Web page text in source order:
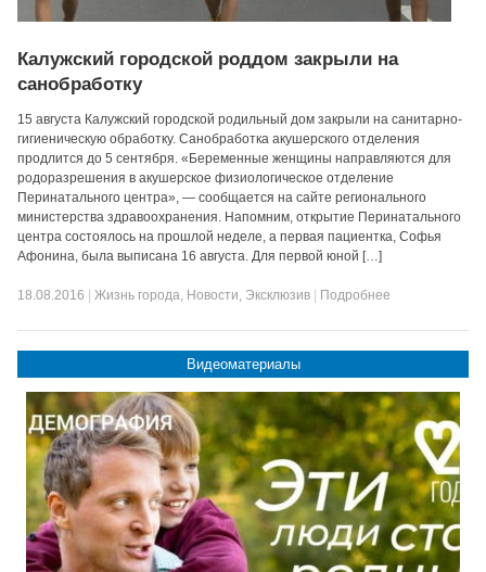
Калужский городской роддом закрыли на
санобработку
15 августа Калужский городской родильный дом закрыли на санитарно-
гигиеническую обработку. Санобработка акушерского отделения
продлится до 5 сентября. «Беременные женщины направляются для
родоразрешения в акушерское физиологическое отделение
Перинатального центра», — сообщается на сайте регионального
министерства здравоохранения. Напомним, открытие Перинатального
центра состоялось на прошлой неделе, а первая пациентка, Софья
Афонина, была выписана 16 августа. Для первой юной […]
18.08.2016 |Жизнь города, Новости, Эксклюзив Подробнее
Видеоматериалы